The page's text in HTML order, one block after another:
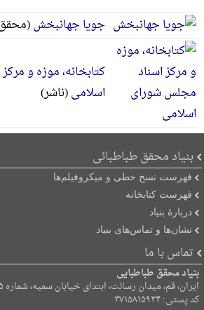
جویا جهانبخش
کتابخانه، موزه و
اسلامی(ناشر)
بنیاد محقق طباطبائی
فهرست نسخ خطی و میکروفیلم‌ها
فهرست کتابخانه
دربارۀ بنیاد
نشان‌ها و تماس‌های بنیاد
تماس با ما
بنیاد محقق طباطبایی
ایران، قم، میدان رسالت، ابتدای خیابان سمیه، شماره ۱۵.
کد پستی: ۳۷۱۵۸۱۵۹۳۴